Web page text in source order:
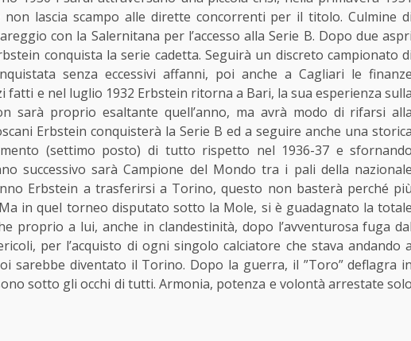
non lascia scampo alle dirette concorrenti per il titolo. Culmine di
con la Salernitana per l’accesso alla Serie B. Dopo due aspri
conquista la serie cadetta. Seguirà un discreto campionato di
senza eccessivi affanni, poi anche a Cagliari le finanze
e nel luglio 1932 Erbstein ritorna a Bari, la sua esperienza sulla
sarà proprio esaltante quell’anno, ma avrà modo di rifarsi alla
Erbstein conquisterà la Serie B ed a seguire anche una storica
(settimo posto) di tutto rispetto nel 1936-37 e sfornando
successivo sarà Campione del Mondo tra i pali della nazionale
Erbstein a trasferirsi a Torino, questo non basterà perché più
in quel torneo disputato sotto la Mole, si è guadagnato la totale
proprio a lui, anche in clandestinità, dopo l’avventurosa fuga dal
per l’acquisto di ogni singolo calciatore che stava andando a
sarebbe diventato il Torino. Dopo la guerra, il ”Toro” deflagra in
sotto gli occhi di tutti. Armonia, potenza e volontà arrestate solo